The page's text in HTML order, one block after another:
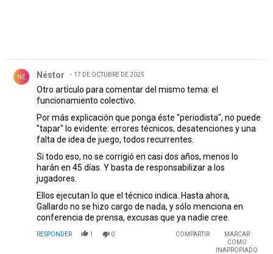
NÉ Néstor 17 DE OCTUBRE DE 2025
Otro artículo para comentar del mismo tema: el
funcionamiento colectivo.
Por más explicación que ponga éste "periodista", no puede
"tapar" lo evidente: errores técnicos, desatenciones y una
falta de idea de juego, todos recurrentes.
Si todo eso, no se corrigió en casi dos años, menos lo
harán en 45 días. Y basta de responsabilizar a los
jugadores.
Ellos ejecutan lo que el técnico indica. Hasta ahora,
Gallardo no se hizo cargo de nada, y sólo menciona en
conferencia de prensa, excusas que ya nadie cree.
RESPONDER 1 0 COMPARTIR
MARCAR
COMO
INAPROPIADO